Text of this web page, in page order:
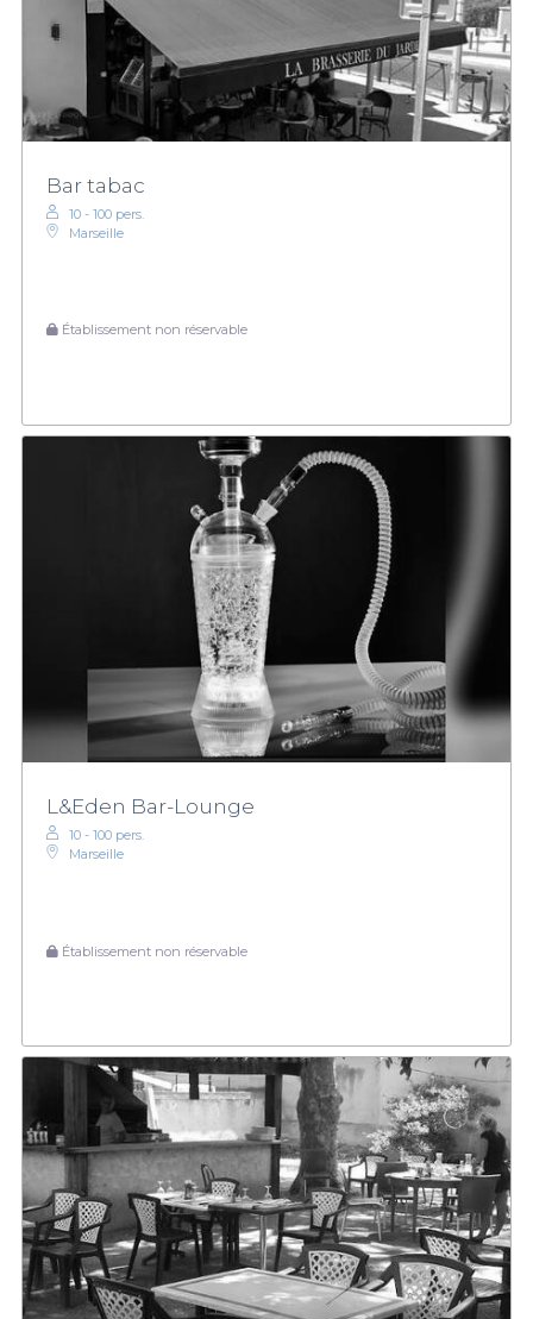
Bar tabac
10 - 100 pers.
Marseille
Établissement non réservable
L&Eden Bar-Lounge
10 - 100 pers.
Marseille
Établissement non réservable